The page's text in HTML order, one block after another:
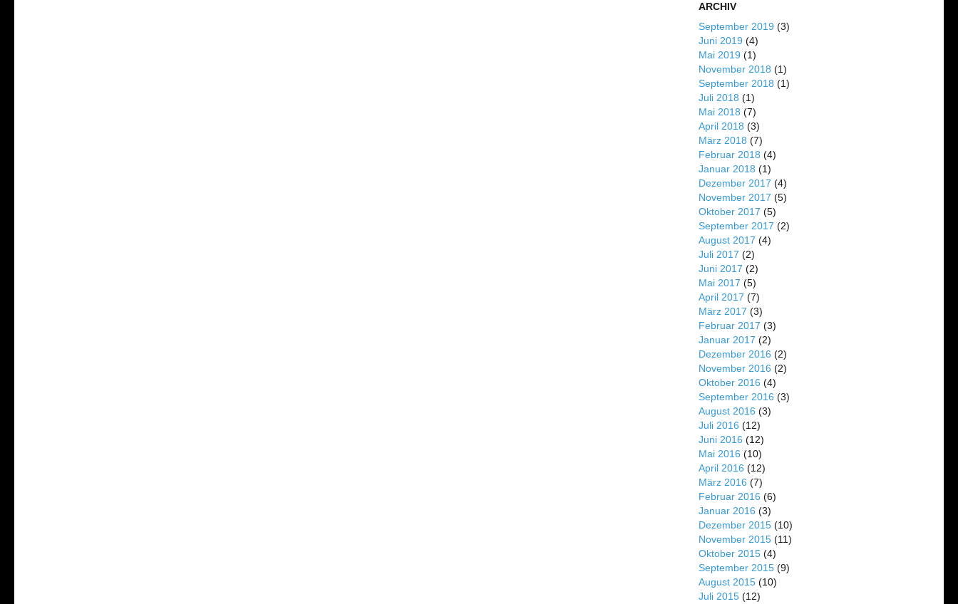
ARCHIV
September 2019 (3)
Juni 2019 (4)
Mai 2019 (1)
November 2018 (1)
September 2018 (1)
Juli 2018 (1)
Mai 2018 (7)
April 2018 (3)
März 2018 (7)
Februar 2018 (4)
Januar 2018 (1)
Dezember 2017 (4)
November 2017 (5)
Oktober 2017 (5)
September 2017 (2)
August 2017 (4)
Juli 2017 (2)
Juni 2017 (2)
Mai 2017 (5)
April 2017 (7)
März 2017 (3)
Februar 2017 (3)
Januar 2017 (2)
Dezember 2016 (2)
November 2016 (2)
Oktober 2016 (4)
September 2016 (3)
August 2016 (3)
Juli 2016 (12)
Juni 2016 (12)
Mai 2016 (10)
April 2016 (12)
März 2016 (7)
Februar 2016 (6)
Januar 2016 (3)
Dezember 2015(10)
November 2015(11)
Oktober 2015(4)
September 2015(9)
August 2015(10)
Juli 2015(12)